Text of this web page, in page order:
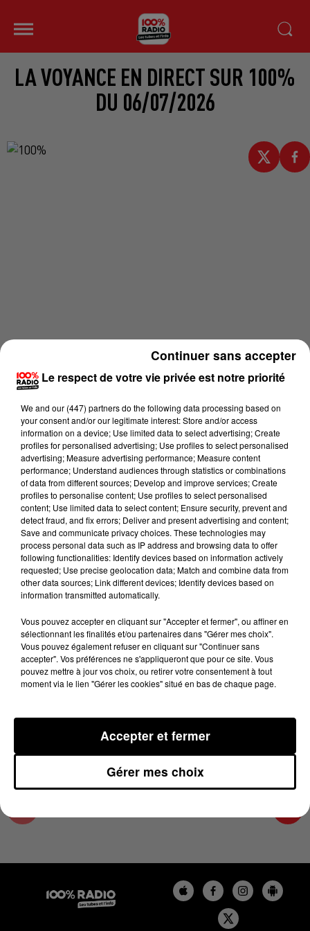
LA VOYANCE EN DIRECT SUR 100%
DU 06/07/2026
Lecture (3 min 15 sec)
100%
La voyance en direct sur 100% du 06/07/2026
6 juillet 2026 - 3 min 15 sec
LA VOYANCE EN DIRECT SUR 100% DU
06/07/2026
Chronique Voyance en direct du 10 13 du 06/07/2026
Le respect de votre vie privée est notre priorité
We and our (447) partnersdo the following data processing based on
your consent and/or our legitimate interest: Store and/or access
information on a device; Use limited data to select advertising; Create
profiles for personalised advertising; Use profiles to select personalised
advertising; Measure advertising performance; Measure content
performance; Understand audiences through statistics or combinations
of data from different sources; Develop and improve services; Create
profiles to personalise content; Use profiles to select personalised
content; Use limited data to select content; Ensure security, prevent and
detect fraud, and fix errors; Deliver and present advertising and content;
Save and communicate privacy choices. These technologies may
process personal data such as IP address and browsing data to offer
following functionalities: Identify devices based on information actively
requested; Use precise geolocation data; Match and combine data from
other data sources; Link different devices; Identify devices based on
information transmitted automatically.
Vous pouvez accepter en cliquant sur "Accepter et fermer", ou affiner en
sélectionnant les finalités et/ou partenaires dans "Gérer mes choix".
Vous pouvez également refuser en cliquant sur "Continuer sans
accepter". Vos préférences ne s'appliqueront que pour ce site. Vous
pouvez mettre à jour vos choix, ou retirer votre consentement à tout
moment via le lien "Gérer les cookies" situé en bas de chaque page.
Gérer mes choix
Accepter et fermer
Continuer sans accepter